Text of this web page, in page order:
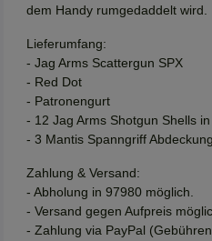
dem Handy rumgedaddelt wird.
Lieferumfang:
- Jag Arms Scattergun SPX
- Red Dot
- Patronengurt
- 12 Jag Arms Shotgun Shells
- 3 Mantis Spanngriff
Zahlung & Versand:
- Abholung in 97980 möglich.
- Versand gegen Aufpreis
- Zahlung via PayPal